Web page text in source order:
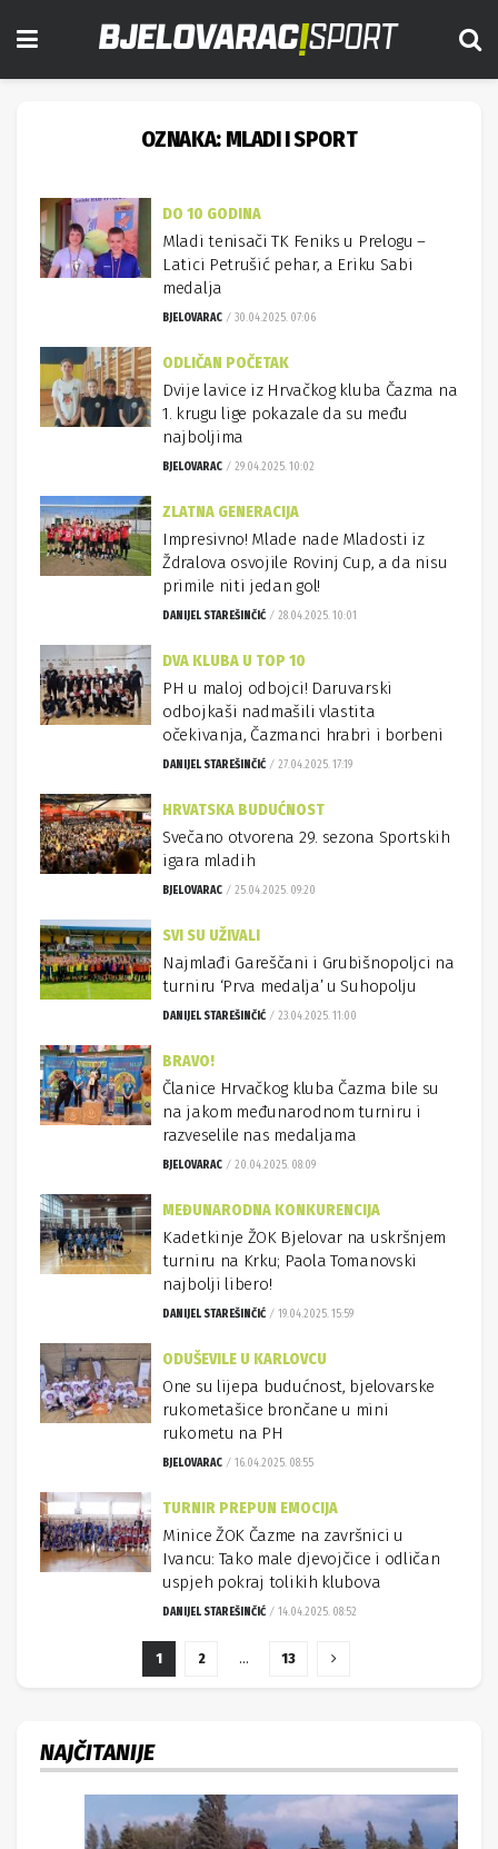
OZNAKA: MLADI I SPORT
DO 10 GODINA
Mladi tenisači TK Feniks u Prelogu –
Latici Petrušić pehar, a Eriku Sabi
medalja
BJELOVARAC 30.04.2025. 07:06
ODLIČAN POČETAK
Dvije lavice iz Hrvačkog kluba Čazma na
1. krugu lige pokazale da su među
najboljima
BJELOVARAC 29.04.2025. 10:02
ZLATNA GENERACIJA
Impresivno! Mlade nade Mladosti iz
Ždralova osvojile Rovinj Cup, a da nisu
primile niti jedan gol!
DANIJEL STAREŠINČIĆ 28.04.2025. 10:01
DVA KLUBA U TOP 10
PH u maloj odbojci! Daruvarski
odbojkaši nadmašili vlastita
očekivanja, Čazmanci hrabri i borbeni
DANIJEL STAREŠINČIĆ 27.04.2025. 17:19
HRVATSKA BUDUĆNOST
Svečano otvorena 29. sezona Sportskih
igara mladih
BJELOVARAC 25.04.2025. 09:20
SVI SU UŽIVALI
Najmlađi Gareščani i Grubišnopoljci na
turniru ‘Prva medalja’ u Suhopolju
DANIJEL STAREŠINČIĆ 23.04.2025. 11:00
BRAVO!
Članice Hrvačkog kluba Čazma bile su
na jakom međunarodnom turniru i
razveselile nas medaljama
BJELOVARAC 20.04.2025. 08:09
MEĐUNARODNA KONKURENCIJA
Kadetkinje ŽOK Bjelovar na uskršnjem
turniru na Krku; Paola Tomanovski
najbolji libero!
DANIJEL STAREŠINČIĆ 19.04.2025. 15:59
ODUŠEVILE U KARLOVCU
One su lijepa budućnost, bjelovarske
rukometašice brončane u mini
rukometu na PH
BJELOVARAC 16.04.2025. 08:55
TURNIR PREPUN EMOCIJA
Minice ŽOK Čazme na završnici u
Ivancu: Tako male djevojčice i odličan
uspjeh pokraj tolikih klubova
DANIJEL STAREŠINČIĆ 14.04.2025. 08:52
1 2 … 13
NAJČITANIJE